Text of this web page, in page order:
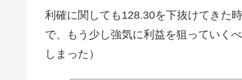
利確に関しても128.30を下抜けてきた
で、もう少し強気に利益を狙っていく
しまった）